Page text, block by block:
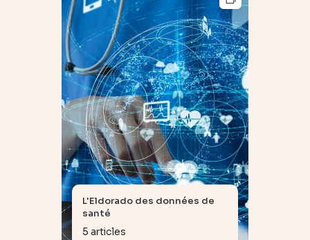
L'Eldorado des données de
santé
5 articles